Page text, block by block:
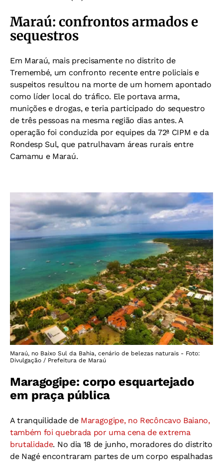
Maraú: confrontos armados e
sequestros
Em Maraú, mais precisamente no distrito de
Tremembé, um confronto recente entre policiais e
suspeitos resultou na morte de um homem apontado
como líder local do tráfico. Ele portava arma,
munições e drogas, e teria participado do sequestro
de três pessoas na mesma região dias antes. A
operação foi conduzida por equipes da 72ª CIPM e da
Rondesp Sul, que patrulhavam áreas rurais entre
Camamu e Maraú.
Maraú, no Baixo Sul da Bahia, cenário de belezas naturais - Foto:
Divulgação / Prefeitura de Maraú
Maragogipe: corpo esquartejado
em praça pública
A tranquilidade de Maragogipe, no Recôncavo Baiano,
também foi quebrada por uma cena de extrema
brutalidade. No dia 18 de junho, moradores do distrito
de Nagé encontraram partes de um corpo espalhadas